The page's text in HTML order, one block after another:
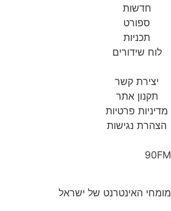
חדשות
ספורט
תכניות
לוח שידורים
יצירת קשר
תקנון אתר
מדיניות פרטיות
הצהרת נגישות
מומחי האינטרנט של ישראל